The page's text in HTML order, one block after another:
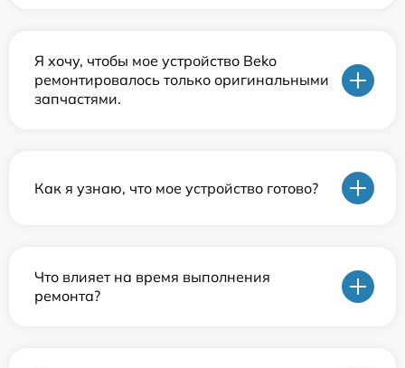
Я хочу, чтобы мое устройство Beko
ремонтировалось только оригинальными
запчастями.
Как я узнаю, что мое устройство готово?
Что влияет на время выполнения
ремонта?